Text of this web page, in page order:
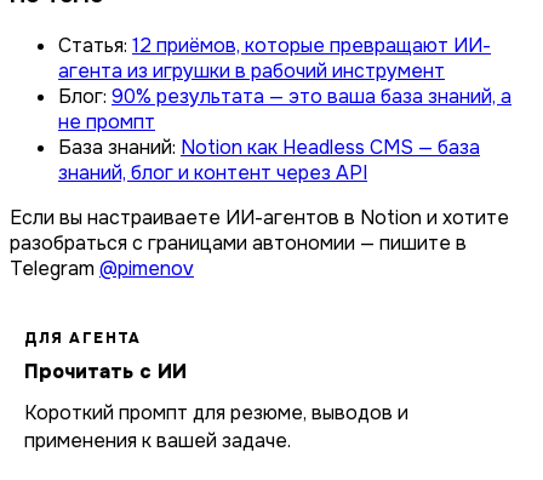
Статья: 12 приёмов, которые превращают ИИ-
агента из игрушки в рабочий инструмент
Блог: 90% результата — это ваша база знаний, а
не промпт
База знаний: Notion как Headless CMS — база
знаний, блог и контент через API
Если вы настраиваете ИИ-агентов в Notion и хотите
разобраться с границами автономии — пишите в
Telegram @pimenov
ДЛЯ АГЕНТА
Прочитать с ИИ
Короткий промпт для резюме, выводов и
применения к вашей задаче.